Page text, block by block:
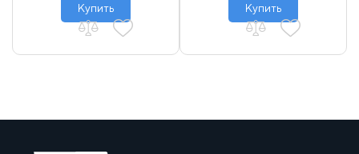
Купить Купить